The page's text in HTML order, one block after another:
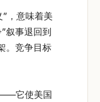
，意味着美
叙事退回到
。竞争目标
——它使美国